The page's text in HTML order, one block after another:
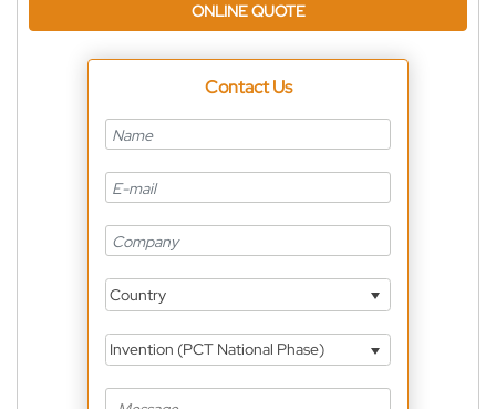
ONLINE QUOTE
Contact Us
Country
Invention (PCT National Phase)